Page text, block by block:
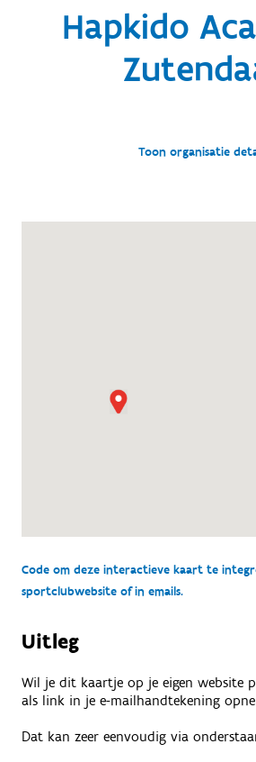
Hapkido
Toon organisatie
Code om deze interactieve kaart te
sportclubwebsite of in emails.
Uitleg
Wil je dit kaartje op je eigen website
als link in je e-mailhandtekening
Dat kan zeer eenvoudig via